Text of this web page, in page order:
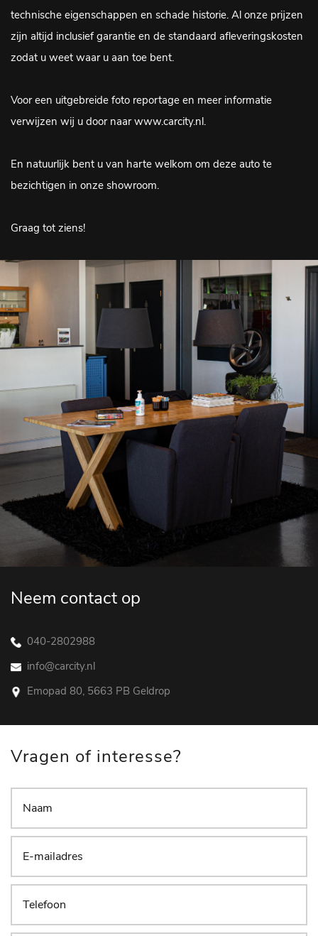
technische eigenschappen en schade historie. Al onze prijzen
zijn altijd inclusief garantie en de standaard afleveringskosten
zodat u weet waar u aan toe bent.
Voor een uitgebreide foto reportage en meer informatie
verwijzen wij u door naar www.carcity.nl.
En natuurlijk bent u van harte welkom om deze auto te
bezichtigen in onze showroom.
Graag tot ziens!
Neem contact op
040-2802988
info@carcity.nl
Emopad 80, 5663 PB Geldrop
Vragen of interesse?